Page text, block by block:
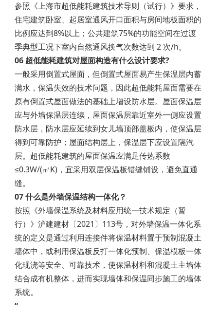
参照《上海市超低能耗建筑技术导则（试行）》要求，
住宅建筑卧室、起居室通风开口面积与房间地板面积的
比例应达到8%以上；公共建筑75%的功能空间在过渡
季典型工况下室内自然通风换气次数达到 2 次/h。
06 超低能耗建筑对屋面构造有什么设计要求?
一般采用倒置式屋面，但倒置式屋面易产生保温层内蓄
满水，保温失效的技术问题，因此超低能耗屋面需要在
原有倒置式屋面做法的基础上增设防水层。屋面保温层
应与外墙保温层连续，屋面保温层靠近室外一侧应设置
防水层，防水层应延续到女儿墙顶部盖板内，使保温层
得到可靠防护；屋面结构层上，保温层下应设置隔汽
层。超低能耗建筑的屋面保温应满足传热系数
≤0.3W/(㎡K)，宜采用双层保温板错缝铺设，避免直通
缝。
07 什么是外墙保温结构一体化？
按照《外墙保温系统及材料应用统一技术规定（暂
行）》沪建建材〔2021〕113号，对外墙保温一体化系
统的定义是通过利用连接件将保温材料置于预制混凝土
墙体中，或利用保温板反打一体化预制、保温模板一体
化现浇等安全、可靠技术，使保温材料和混凝土主墙体
结合成有机整体，进而实现墙体和保温同步施工的墙体
系统。
“